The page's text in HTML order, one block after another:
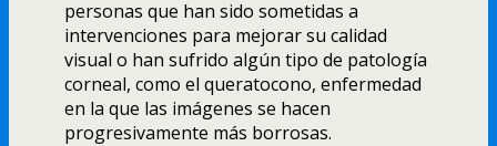
personas que han sido sometidas a
intervenciones para mejorar su calidad
visual o han sufrido algún tipo de patologí­a
corneal, como el queratocono, enfermedad
en la que las imágenes se hacen
progresivamente más borrosas.